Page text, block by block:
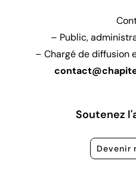
– Public,
– Chargé de diffusion
Soutenez
Devenir